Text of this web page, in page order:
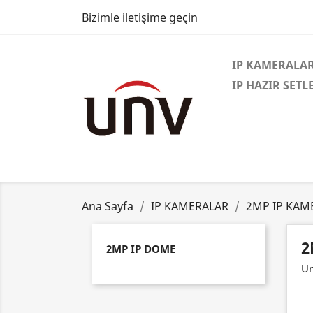
Bizimle iletişime geçin
IP
IP HAZIR
Ana Sayfa IP KAMERALAR 2MP IP
2MP IP DOME